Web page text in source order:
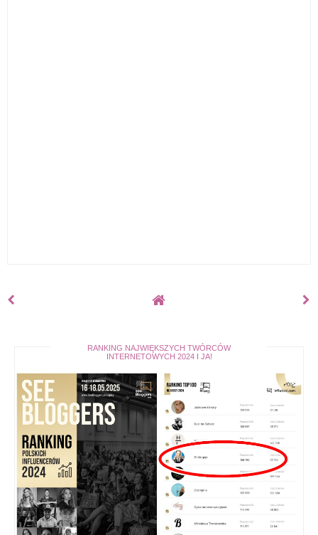
RANKING NAJWIĘKSZYCH TWÓRCÓW
INTERNETOWYCH 2024 I JA!